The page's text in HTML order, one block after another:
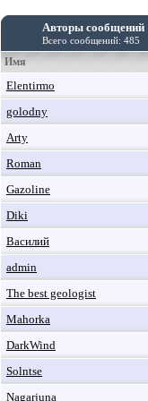
Авторы сообщений
Всего сообщений: 485
Имя
Elentirmo
golodny
Arty
Roman
Gazoline
Diki
Василий
admin
The best geologist
Mahorka
DarkWind
Solntse
Nagarjuna